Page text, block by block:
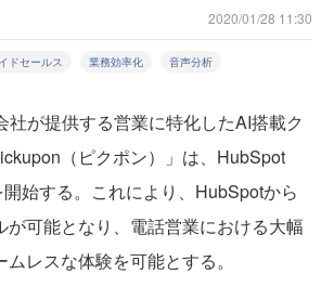
2020/01/28 11:30
ドセールス 業務効率化 音声分析
が提供する営業に特化したAI搭載ク
（ピクポン）」は、HubSpot
始する。これにより、HubSpotから
が可能となり、電話営業における大幅
レスな体験を可能とする。